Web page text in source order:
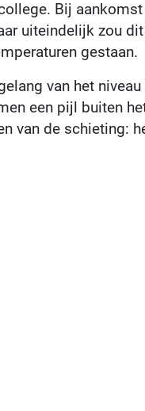
Bij
uiteindelijk zou
gestaan.
van het niveau
een pijl buiten
van de schieting: